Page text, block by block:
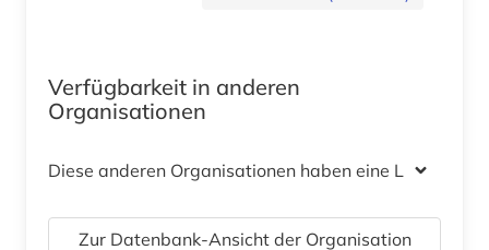
Verfügbarkeit in anderen
Organisationen
Diese anderen Organisationen haben eine Lizenz
Zur Datenbank-Ansicht der Organisation